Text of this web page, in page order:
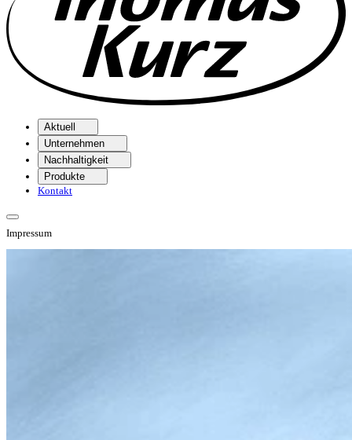
Aktuell
Unternehmen
Nachhaltigkeit
Produkte
Kontakt
Impressum